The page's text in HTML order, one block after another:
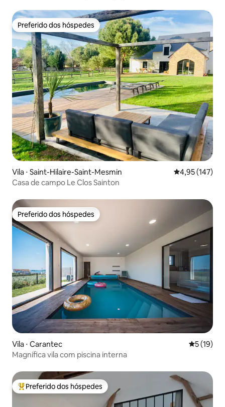
Preferido dos hóspedes
Preferido dos hóspedes
Vila ⋅ Saint-Hilaire-Saint-Mesmin 4,95 de uma
4,95 (147)
Casa de campo Le Clos Sainton
Preferido dos hóspedes
Preferido dos hóspedes
Vila ⋅ Carantec 5 de uma
5 (19)
Magnífica vila com piscina interna
Entre os melhores preferidos dos hóspedes
Preferido dos hóspedes